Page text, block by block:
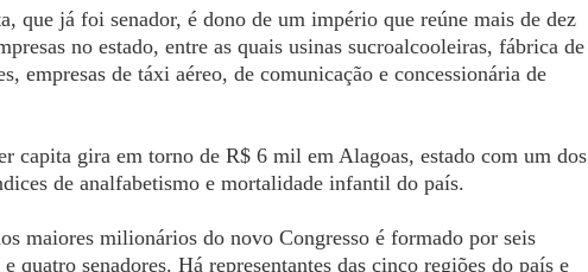
que já foi senador, é dono de um império que reúne mais de dez
no estado, entre as quais usinas sucroalcooleiras, fábrica de
empresas de táxi aéreo, de comunicação e concessionária de
capita gira em torno de R$ 6 mil em Alagoas, estado com um dos
de analfabetismo e mortalidade infantil do país.
maiores milionários do novo Congresso é formado por seis
e quatro senadores. Há representantes das cinco regiões do país e